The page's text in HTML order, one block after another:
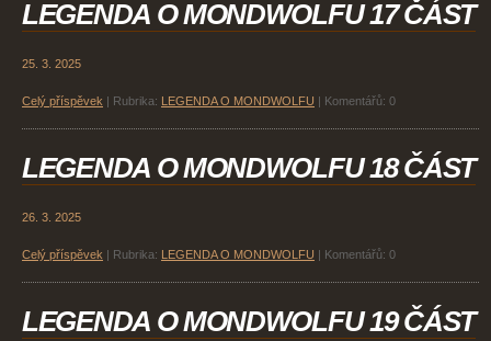
LEGENDA O MONDWOLFU 17 ČÁST
25. 3. 2025
Celý příspěvek Rubrika: LEGENDA O MONDWOLFU Komentářů: 0
LEGENDA O MONDWOLFU 18 ČÁST
26. 3. 2025
Celý příspěvek Rubrika: LEGENDA O MONDWOLFU Komentářů: 0
LEGENDA O MONDWOLFU 19 ČÁST